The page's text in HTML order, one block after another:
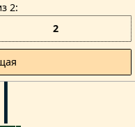
2
2